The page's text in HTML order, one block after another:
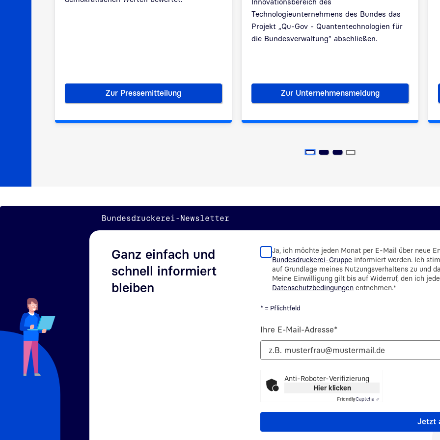
Behördenreport mit QuellenangabenZur PressemitteilungMÖVE-Benchmark geht online
Technologieunternehmens des Bundes das
Projekt „Qu-Gov - Quantentechnologien für
die Bundesverwaltung“ abschließen.
Zur UnternehmensmeldungQuantentechnologien für die
Bundesdruckerei-Newsletter
Ganz einfach und
schnell informiert
bleiben
Ja, ich möchte jeden Monat per E-Mail über neue
Bundesdruckerei-Gruppe informiert werden. Ich
auf Grundlage meines Nutzungsverhaltens zu und
Meine Einwilligung gilt bis auf Widerruf, den ich
Datenschutzbedingungen entnehmen.*
* = Pflichtfeld
Ihre E-Mail-Adresse*
Anti-Roboter-Verifizierung
Hier klicken
FriendlyCaptcha ⇗